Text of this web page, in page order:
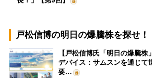
戸松信博の明日の爆騰株を探せ！
【戸松信博氏「明日の爆騰
デバイス：サムスンを通じて
要…